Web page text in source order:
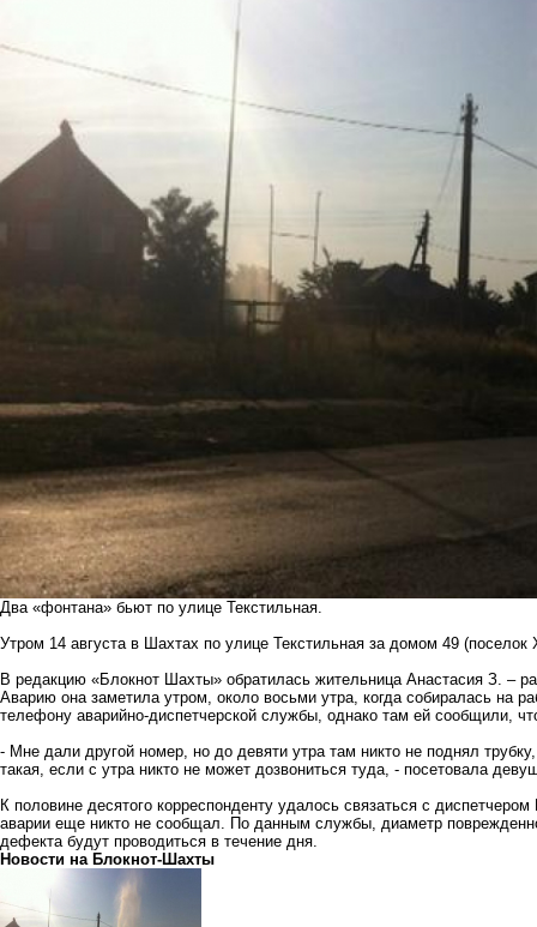
Два «фонтана» бьют по улице Текстильная.
Утром 14 августа в Шахтах по улице Текстильная за домом 49
В редакцию «Блокнот Шахты» обратилась жительница Анастасия З. –
Аварию она заметила утром, около восьми утра, когда собиралась на
телефону аварийно-диспетчерской службы, однако там ей сообщили,
- Мне дали другой номер, но до девяти утра там никто не поднял
такая, если с утра никто не может дозвониться туда, - посетовала
К половине десятого корреспонденту удалось связаться с
аварии еще никто не сообщал. По данным службы, диаметр
дефекта будут проводиться в течение дня.
Новости на Блoкнoт-Шахты